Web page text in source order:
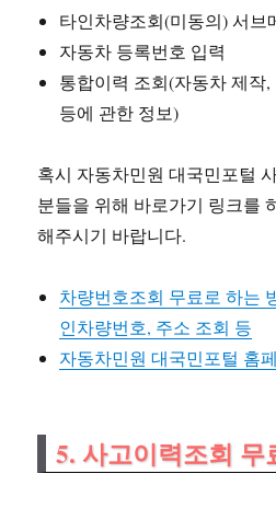
타인차량조회(미동의) 서브
자동차 등록번호 입력
통합이력 조회(자동차 제작
등에 관한 정보)
혹시 자동차민원 대국민포털
분들을 위해 바로가기 링크를
해주시기 바랍니다.
차량번호조회 무료로 하는
인차량번호, 주소 조회 등
자동차민원 대국민포털 홈
5. 사고이력조회 무